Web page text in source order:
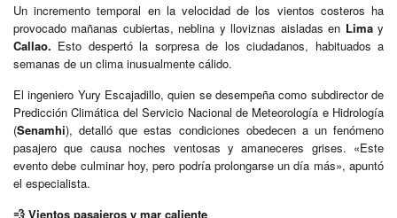
Un incremento temporal en la velocidad de los vientos costeros ha
provocado mañanas cubiertas, neblina y lloviznas aisladas en Limay
Callao. Esto despertó la sorpresa de los ciudadanos, habituados a
semanas de un clima inusualmente cálido.
El ingeniero Yury Escajadillo, quien se desempeña como subdirector de
Predicción Climática del Servicio Nacional de Meteorología e Hidrología
(Senamhi), detalló que estas condiciones obedecen a un fenómeno
pasajero que causa noches ventosas y amaneceres grises. «Este
evento debe culminar hoy, pero podría prolongarse un día más», apuntó
el especialista.
💨 Vientos pasajeros y mar caliente